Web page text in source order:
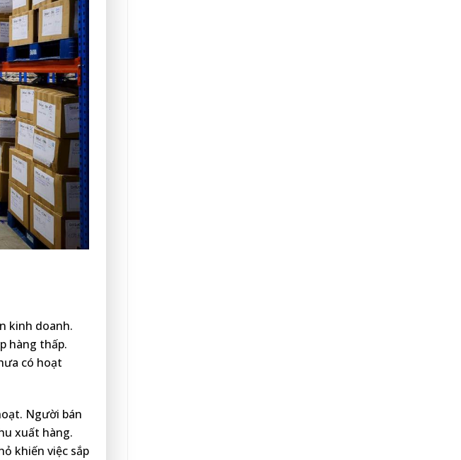
kinh doanh.
hàng thấp.
có hoạt
Người bán
xuất hàng.
khiến việc sắp